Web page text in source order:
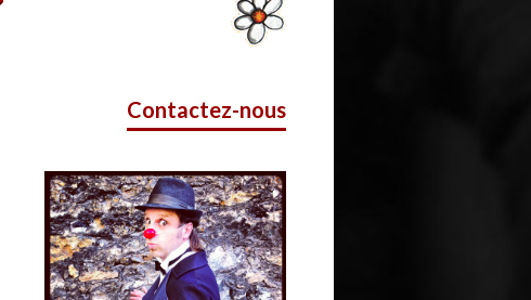
Contactez-nous